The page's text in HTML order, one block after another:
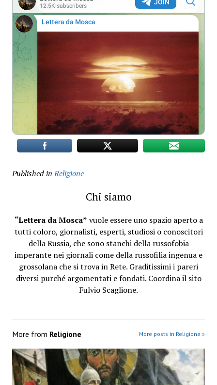
Published in Religione
Chi siamo
“Lettera da Mosca” vuole essere uno spazio aperto a
tutti coloro, giornalisti, esperti, studiosi o conoscitori
della Russia, che sono stanchi della russofobia
imperante nei giornali come della russofilia ingenua e
grossolana che si trova in Rete. Graditissimi i pareri
diversi purché argomentati e fondati. Coordina il sito
Fulvio Scaglione.
More from Religione More posts in Religione »